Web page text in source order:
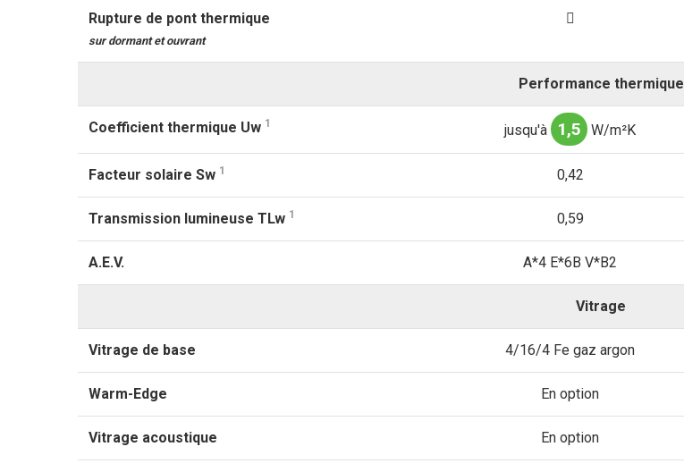
Rupture de pont thermique
sur dormant et ouvrant
Performance thermique
Coefficient thermique Uw 1 jusqu'à 1,5 W/m²K
Facteur solaire Sw 1 0,42
Transmission lumineuse TLw 1 0,59
A.E.V. A*4 E*6B V*B2
Vitrage
Vitrage de base 4/16/4 Fe gaz argon
Warm-Edge En option
Vitrage acoustique En option